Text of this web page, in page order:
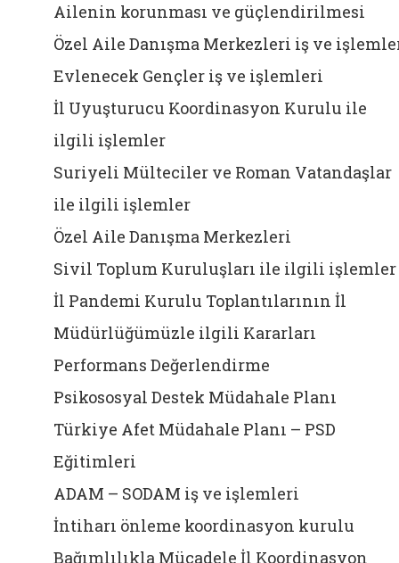
Ailenin korunması ve güçlendirilmesi
Özel Aile Danışma Merkezleri iş ve
Evlenecek Gençler iş ve işlemleri
İl Uyuşturucu Koordinasyon Kurulu ile
ilgili işlemler
Suriyeli Mülteciler ve Roman Vatandaşlar
ile ilgili işlemler
Özel Aile Danışma Merkezleri
Sivil Toplum Kuruluşları ile ilgili işlemler
İl Pandemi Kurulu Toplantılarının İl
Müdürlüğümüzle ilgili Kararları
Performans Değerlendirme
Psikososyal Destek Müdahale Planı
Türkiye Afet Müdahale Planı – PSD
Eğitimleri
ADAM – SODAM iş ve işlemleri
İntiharı önleme koordinasyon kurulu
Bağımlılıkla Mücadele İl Koordinasyon